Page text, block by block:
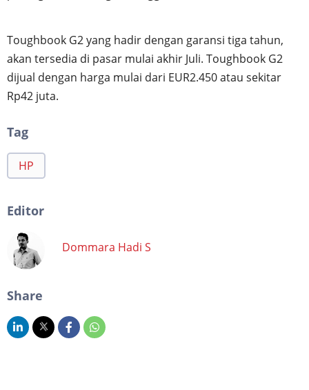
Toughbook G2 yang hadir dengan garansi tiga tahun,
akan tersedia di pasar mulai akhir Juli. Toughbook G2
dijual dengan harga mulai dari EUR2.450 atau sekitar
Rp42 juta.
Tag
HP
Editor
Dommara Hadi S
Share